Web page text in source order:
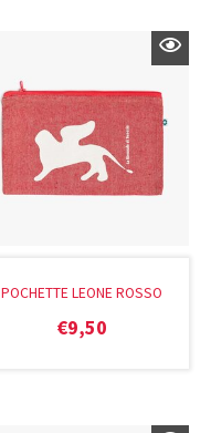
POCHETTE LEONE ROSSO
€9,50